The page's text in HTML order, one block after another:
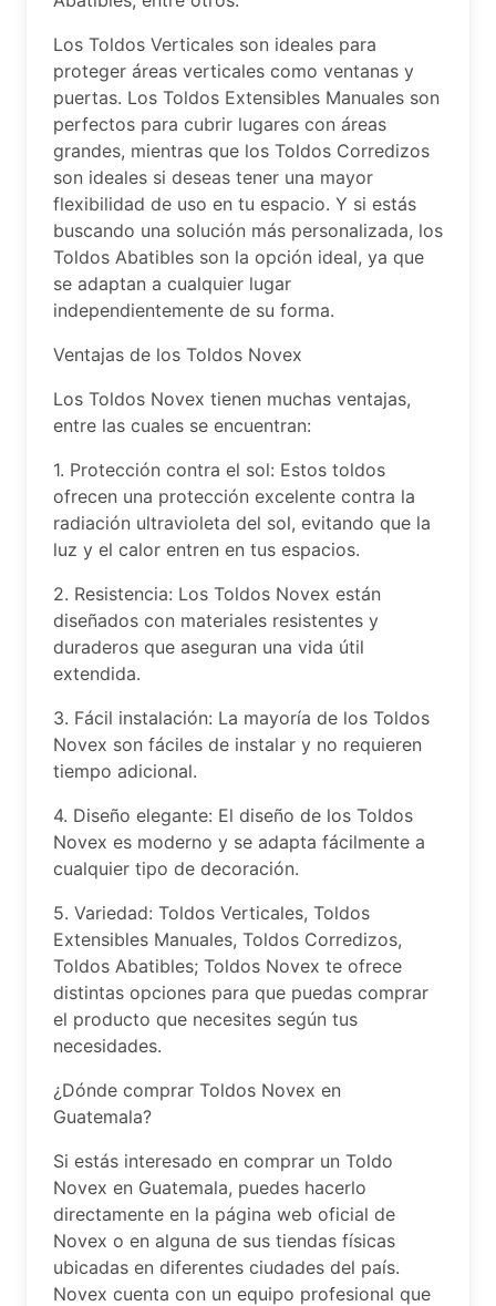
Los Toldos Verticales son ideales para
proteger áreas verticales como ventanas y
puertas. Los Toldos Extensibles Manuales son
perfectos para cubrir lugares con áreas
grandes, mientras que los Toldos Corredizos
son ideales si deseas tener una mayor
flexibilidad de uso en tu espacio. Y si estás
buscando una solución más personalizada, los
Toldos Abatibles son la opción ideal, ya que
se adaptan a cualquier lugar
independientemente de su forma.
Ventajas de los Toldos Novex
Los Toldos Novex tienen muchas ventajas,
entre las cuales se encuentran:
1. Protección contra el sol: Estos toldos
ofrecen una protección excelente contra la
radiación ultravioleta del sol, evitando que la
luz y el calor entren en tus espacios.
2. Resistencia: Los Toldos Novex están
diseñados con materiales resistentes y
duraderos que aseguran una vida útil
extendida.
3. Fácil instalación: La mayoría de los Toldos
Novex son fáciles de instalar y no requieren
tiempo adicional.
4. Diseño elegante: El diseño de los Toldos
Novex es moderno y se adapta fácilmente a
cualquier tipo de decoración.
5. Variedad: Toldos Verticales, Toldos
Extensibles Manuales, Toldos Corredizos,
Toldos Abatibles; Toldos Novex te ofrece
distintas opciones para que puedas comprar
el producto que necesites según tus
necesidades.
¿Dónde comprar Toldos Novex en
Guatemala?
Si estás interesado en comprar un Toldo
Novex en Guatemala, puedes hacerlo
directamente en la página web oficial de
Novex o en alguna de sus tiendas físicas
ubicadas en diferentes ciudades del país.
Novex cuenta con un equipo profesional que